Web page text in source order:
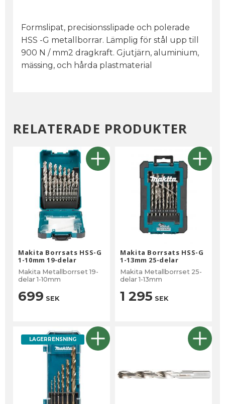
Formslipat, precisionsslipade och polerade
HSS -G metallborrar. Lämplig för stål upp till
900 N / mm2 dragkraft. Gjutjärn, aluminium,
mässing, och hårda plastmaterial
RELATERADE PRODUKTER
Makita Borrsats HSS-G
1-10mm 19-delar
Makita Metallborrset 19-
delar 1-10mm
699 SEK
Makita Borrsats HSS-G
1-13mm 25-delar
Makita Metallborrset 25-
delar 1-13mm
1 295 SEK
LAGERRENSNING